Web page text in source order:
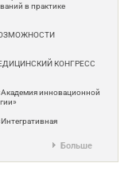
в практике
КОНГРЕСС
инновационной
Больше